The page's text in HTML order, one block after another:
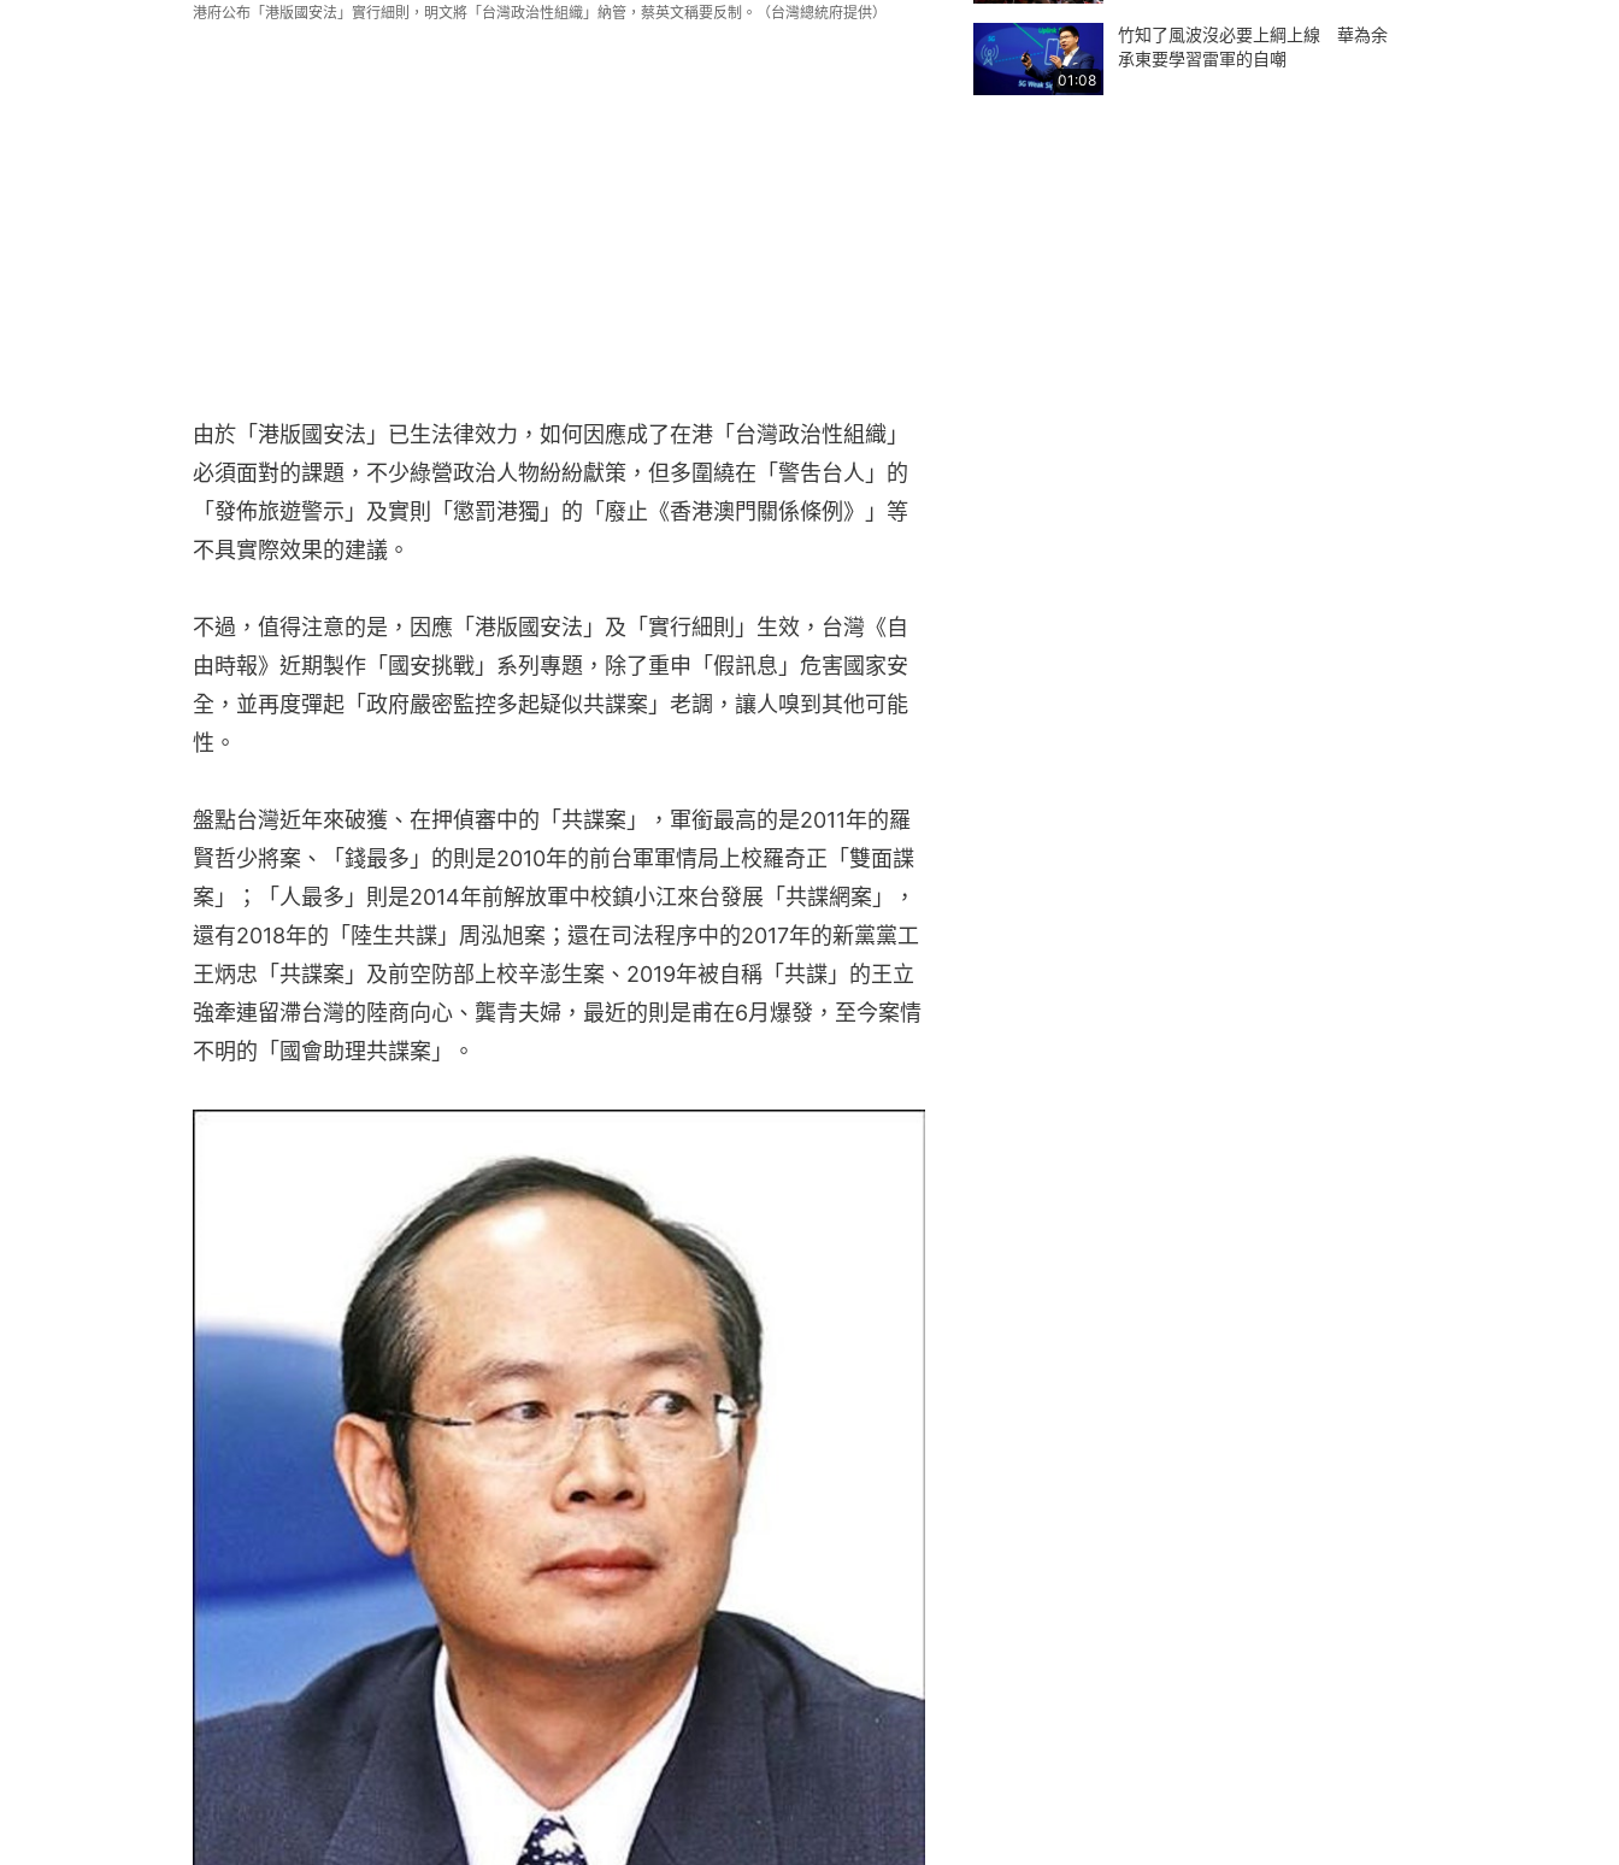
港府公布「港版國安法」實行細則，明文將「台灣政治性組織」納管，蔡英文稱要反制。（台灣總統府提供）
由於「港版國安法」已生法律效力，如何因應成了在港「台灣政治性組織」
必須面對的課題，不少綠營政治人物紛紛獻策，但多圍繞在「警吿台人」的
「發佈旅遊警示」及實則「懲罰港獨」的「廢止《香港澳門關係條例》」等
不具實際效果的建議。
不過，值得注意的是，因應「港版國安法」及「實行細則」生效，台灣《自
由時報》近期製作「國安挑戰」系列專題，除了重申「假訊息」危害國家安
全，並再度彈起「政府嚴密監控多起疑似共諜案」老調，讓人嗅到其他可能
性。
盤點台灣近年來破獲、在押偵審中的「共諜案」，軍銜最高的是2011年的羅
賢哲少將案、「錢最多」的則是2010年的前台軍軍情局上校羅奇正「雙面諜
案」；「人最多」則是2014年前解放軍中校鎮小江來台發展「共諜網案」，
還有2018年的「陸生共諜」周泓旭案；還在司法程序中的2017年的新黨黨工
王炳忠「共諜案」及前空防部上校辛澎生案、2019年被自稱「共諜」的王立
強牽連留滯台灣的陸商向心、龔青夫婦，最近的則是甫在6月爆發，至今案情
不明的「國會助理共諜案」。
01:08
竹知了風波沒必要上綱上線 華為余
承東要學習雷軍的自嘲